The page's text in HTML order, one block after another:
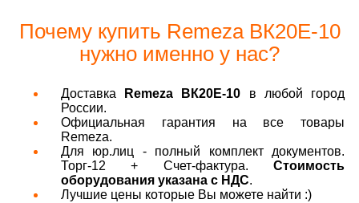
Почему купить Remeza ВК20E-10
нужно именно у нас?
Доставка Remeza ВК20E-10 в любой город
России.
Официальная гарантия на все товары
Remeza.
Для юр.лиц - полный комплект документов.
Торг-12 + Счет-фактура. Стоимость
оборудования указана с НДС.
Лучшие цены которые Вы можете найти :)